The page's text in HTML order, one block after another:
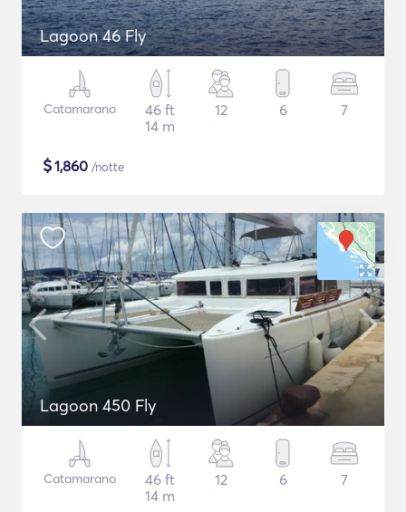
Lagoon 46 Fly
Catamarano
46 ft
14 m
12 6 7
$1,860 /notte
Lagoon 450 Fly
Catamarano
46 ft
14 m
12 6 7